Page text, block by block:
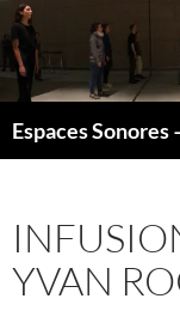
Espaces Sonores
YVAN